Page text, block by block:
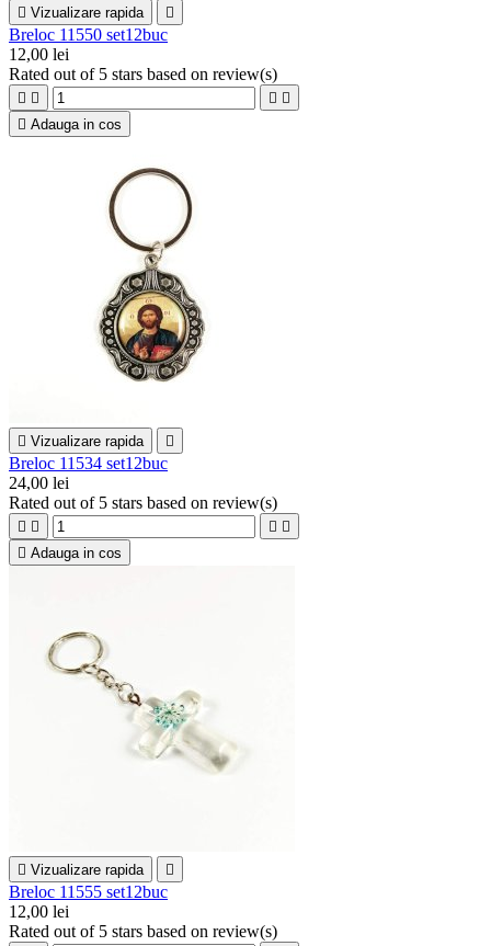
 Vizualizare rapida 
Breloc 11550 set12buc
12,00 lei
Rated out of 5 stars based on review(s)
   
 Adauga in cos
 Vizualizare rapida 
Breloc 11534 set12buc
24,00 lei
Rated out of 5 stars based on review(s)
   
 Adauga in cos
 Vizualizare rapida 
Breloc 11555 set12buc
12,00 lei
Rated out of 5 stars based on review(s)